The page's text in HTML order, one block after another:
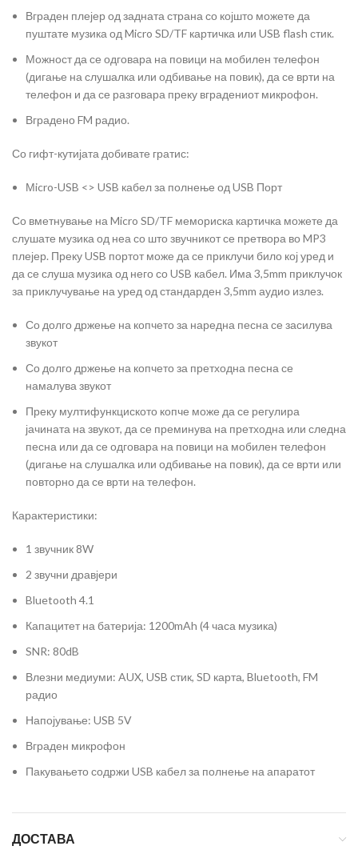
Вграден плејер од задната страна со којшто можете да
пуштате музика од Micro SD/TF картичка или USB flash стик.
Можност да се одговара на повици на мобилен телефон
(дигање на слушалка или одбивање на повик), да се врти на
телефон и да се разговара преку вградениот микрофон.
Вградено FM радио.
Со гифт-кутијата добивате гратис:
Мicro-USB <> USB кабел за полнење од USB Порт
Со вметнување на Micro SD/TF мемориска картичка можете да
слушате музика од неа со што звучникот се претвора во MP3
плејер. Преку USB портот може да се приклучи било кој уред и
да се слуша музика од него со USB кабел. Има 3,5mm приклучок
за приклучување на уред од стандарден 3,5mm аудио излез.
Со долго држење на копчето за наредна песна се засилува
звукот
Со долго држење на копчето за претходна песна се
намалува звукот
Преку мултифункциското копче може да се регулира
јачината на звукот, да се преминува на претходна или следна
песна или да се одговара на повици на мобилен телефон
(дигање на слушалка или одбивање на повик), да се врти или
повторно да се врти на телефон.
Карактеристики:
1 звучник 8W
2 звучни дравјери
Bluetooth 4.1
Капацитет на батерија: 1200mAh (4 часа музика)
SNR: 80dB
Влезни медиуми: AUX, USB стик, SD карта, Bluetooth, FM
радио
Напојување: USB 5V
Вграден микрофон
Пакувањето содржи USB кабел за полнење на апаратот
ДОСТАВА